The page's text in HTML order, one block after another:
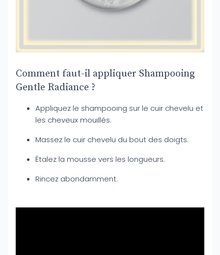
Comment faut-il appliquer Shampooing
Gentle Radiance ?
Appliquez le shampooing sur le cuir chevelu et
les cheveux mouillés.
Massez le cuir chevelu du bout des doigts.
Étalez la mousse vers les longueurs.
Rincez abondamment.